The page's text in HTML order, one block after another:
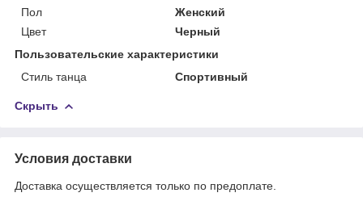
Пол
Женский
Цвет
Черный
Пользовательские характеристики
Стиль танца
Спортивный
Скрыть
Условия доставки
Доставка осуществляется только по предоплате.